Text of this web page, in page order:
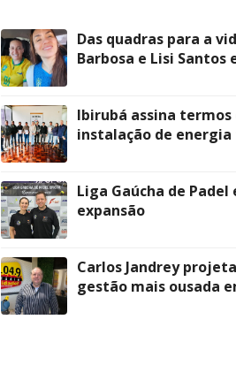
Das quadras para a
Barbosa e Lisi
Ibirubá assina termos
instalação de
Liga Gaúcha de
expansão
Carlos Jandrey
gestão mais ousada